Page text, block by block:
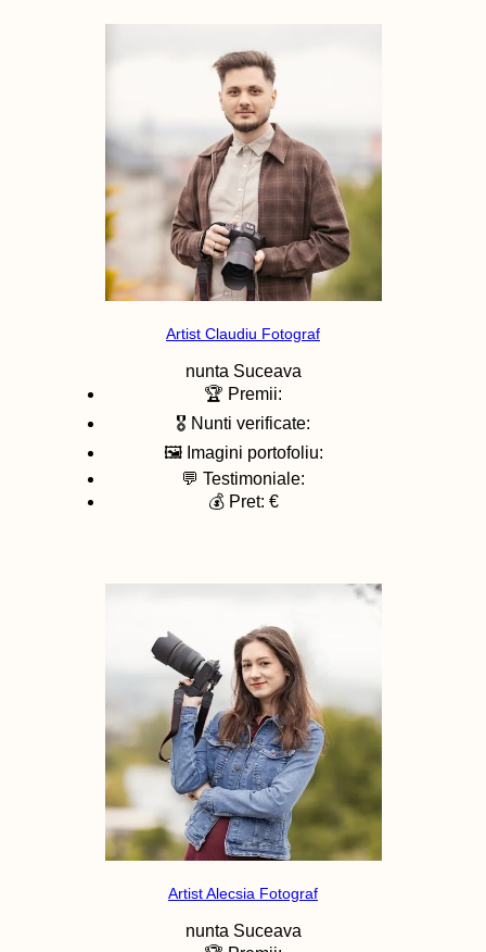
Artist Claudiu Fotograf
nunta Suceava
🏆 Premii:
🎖️ Nunti verificate:
🖼️ Imagini portofoliu:
💬 Testimoniale:
💰 Pret: €
Artist Alecsia Fotograf
nunta Suceava